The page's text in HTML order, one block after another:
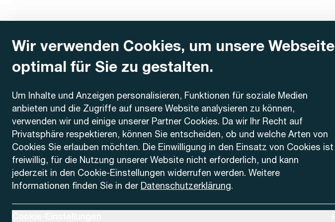
Wir verwenden Cookies, um unsere Webseite
optimal für Sie zu gestalten.
Um Inhalte und Anzeigen personalisieren, Funktionen für soziale Medien
anbieten und die Zugriffe auf unsere Website analysieren zu können,
verwenden wir und einige unserer Partner Cookies. Da wir Ihr Recht auf
Privatsphäre respektieren, können Sie entscheiden, ob und welche Arten von
Cookies Sie erlauben möchten. Die Einwilligung in den Einsatz von Cookies ist
freiwillig, für die Nutzung unserer Website nicht erforderlich, und kann
jederzeit in den Cookie-Einstellungen widerrufen werden. Weitere
Informationen finden Sie in der Datenschutzerklärung.
AREMO
Busbetrieb Solothurn Grenchen und Umgebung AG
Dornacherstrasse 48
4500 Solothurn
Telefon
+41 32 622 37 22
Kontaktformular